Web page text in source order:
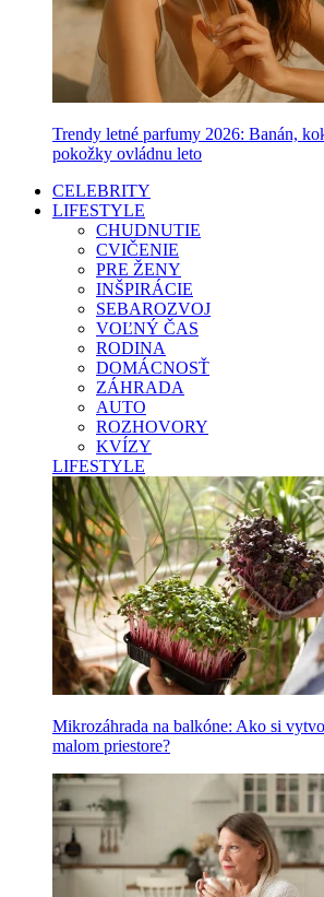
Trendy letné parfumy 2026: Banán,
pokožky ovládnu leto
CELEBRITY
LIFESTYLE
CHUDNUTIE
CVIČENIE
PRE ŽENY
INŠPIRÁCIE
SEBAROZVOJ
VOĽNÝ ČAS
RODINA
DOMÁCNOSŤ
ZÁHRADA
AUTO
ROZHOVORY
KVÍZY
LIFESTYLE
Mikrozáhrada na balkóne: Ako si
malom priestore?